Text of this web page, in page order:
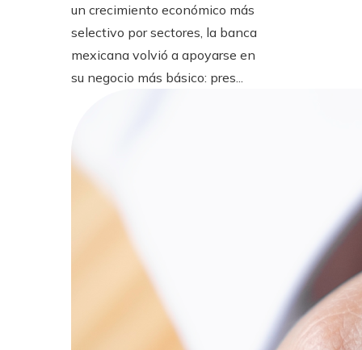
un crecimiento económico más
selectivo por sectores, la banca
mexicana volvió a apoyarse en
su negocio más básico: pres...